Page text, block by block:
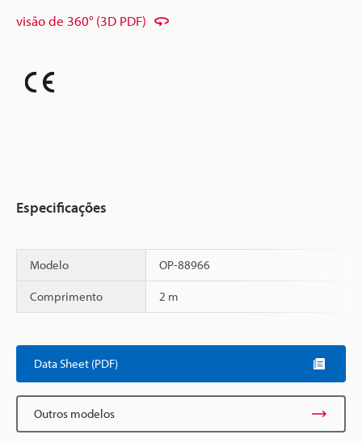
visão de 360° (3D PDF)
Especificações
Modelo OP-88966
Comprimento 2 m
Data Sheet (PDF)
Outros modelos